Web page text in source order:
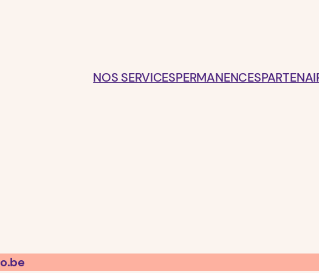
NOS SERVICESPERMANENCES